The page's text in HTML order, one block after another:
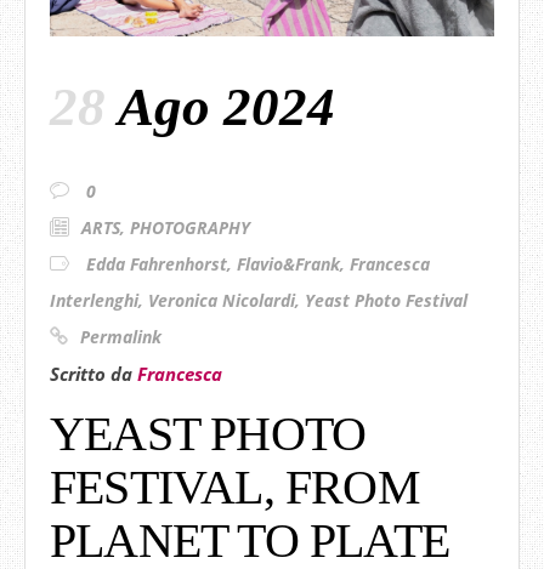
28 Ago 2024
0
ARTS, PHOTOGRAPHY
Edda Fahrenhorst, Flavio&Frank, Francesca
Interlenghi, Veronica Nicolardi, Yeast Photo Festival
Permalink
Scritto da Francesca
YEAST PHOTO
FESTIVAL, FROM
PLANET TO PLATE